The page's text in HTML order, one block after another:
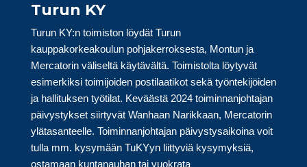
Turun KY
Turun KY:n toimiston löydät Turun
kauppakorkeakoulun pohjakerroksesta, Montun ja
Mercatorin väliseltä käytävältä. Toimistolta löytyvät
esimerkiksi toimijoiden postilaatikot sekä työntekijöiden
ja hallituksen työtilat. Keväästä 2024 toiminnanjohtajan
päivystykset siirtyvät Wanhaan Narikkaan, Mercatorin
ylätasanteelle. Toiminnanjohtajan päivystysaikoina voit
tulla mm. kysymään TuKYyn liittyviä kysymyksiä,
ostamaan kuntanauhan tai vuokrata